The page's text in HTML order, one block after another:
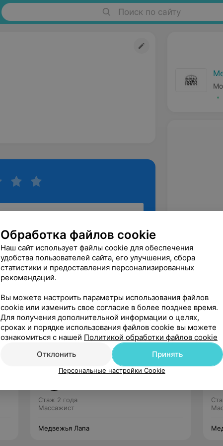
Поиск по сайту
Рекомендую
Игорь
Стаж 2 года
Массажист
Медвежья Лапа
Обработка файлов cookie
Наш сайт использует файлы cookie для обеспечения
удобства пользователей сайта, его улучшения, сбора
статистики и предоставления персонализированных
рекомендаций.
Вы можете настроить параметры использования файлов
cookie или изменить свое согласие в более позднее время.
Для получения дополнительной информации о целях,
сроках и порядке использования файлов cookie вы можете
ознакомиться с нашей Политикой обработки файлов cookie
Отклонить
Принять
Персональные настройки Cookie